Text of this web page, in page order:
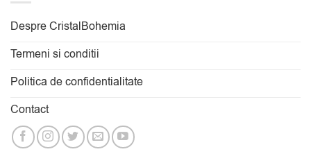
Despre CristalBohemia
Termeni si conditii
Politica de confidentialitate
Contact